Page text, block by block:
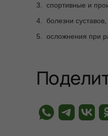
спортивные и
болезни
осложнения при